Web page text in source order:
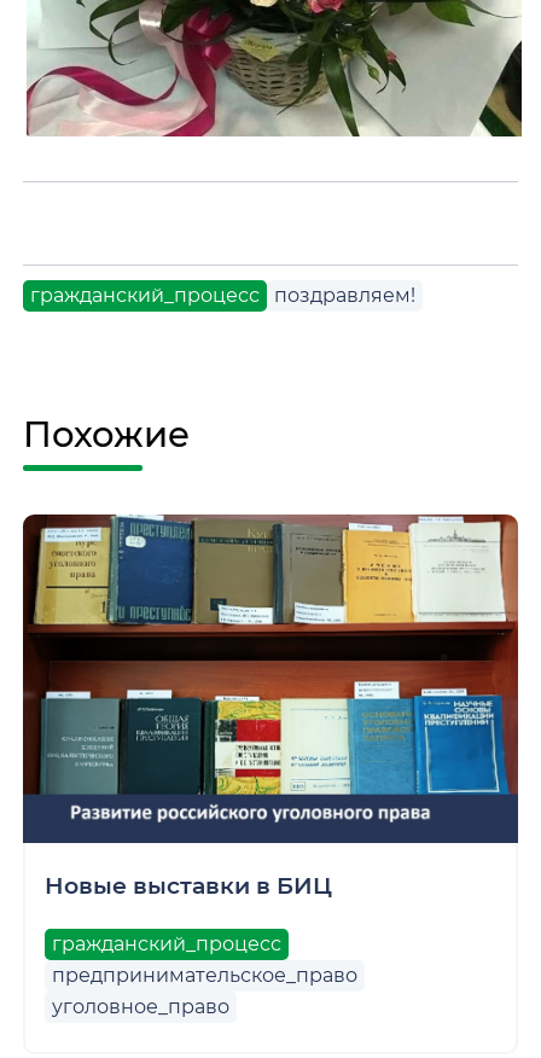
гражданский_процесс поздравляем!
Похожие
Новые выставки в БИЦ
гражданский_процесс
предпринимательское_право
уголовное_право